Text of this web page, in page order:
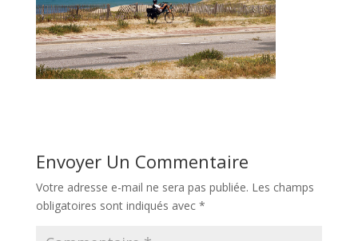
Envoyer Un Commentaire
Votre adresse e-mail ne sera pas publiée. Les champs
obligatoires sont indiqués avec *